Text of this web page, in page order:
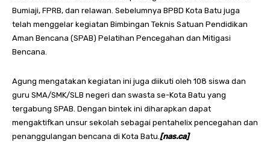
Bumiaji, FPRB, dan relawan. Sebelumnya BPBD Kota Batu juga
telah menggelar kegiatan Bimbingan Teknis Satuan Pendidikan
Aman Bencana (SPAB) Pelatihan Pencegahan dan Mitigasi
Bencana.
Agung mengatakan kegiatan ini juga diikuti oleh 108 siswa dan
guru SMA/SMK/SLB negeri dan swasta se-Kota Batu yang
tergabung SPAB. Dengan bintek ini diharapkan dapat
mengaktifkan unsur sekolah sebagai pentahelix pencegahan dan
penanggulangan bencana di Kota Batu.[nas.ca]